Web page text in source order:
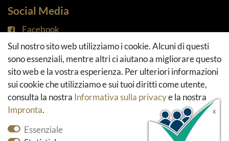
Social Media
Facebook
Instagram
Pinterest
Youtube
Houzz
Sul nostro sito web utilizziamo i cookie. Alcuni di questi
sono essenziali, mentre altri ci aiutano a migliorare questo
sito web e la vostra esperienza. Per ulteriori informazioni
sui cookie che utilizziamo e sui tuoi diritti come utente,
consulta la nostra Informativa sulla privacye la nostra
Impronta.
Essenziale